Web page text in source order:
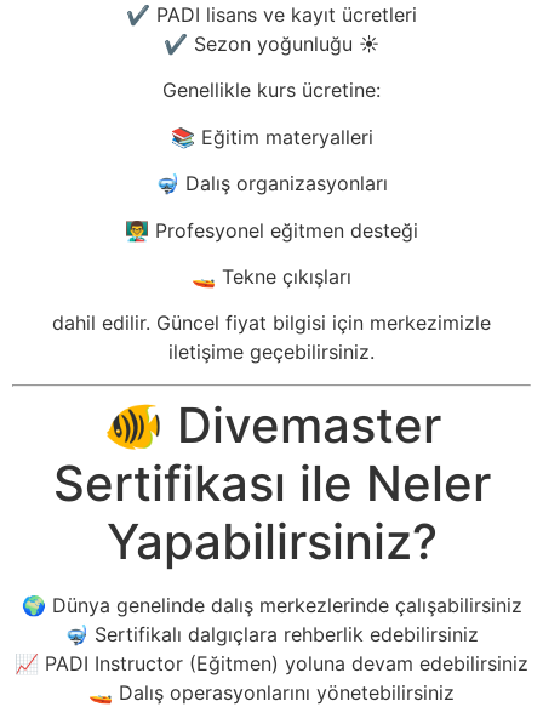
✔️ PADI lisans ve kayıt ücretleri
✔️ Sezon yoğunluğu ☀️
Genellikle kurs ücretine:
📚 Eğitim materyalleri
🤿 Dalış organizasyonları
👨‍🏫 Profesyonel eğitmen desteği
🚤 Tekne çıkışları
dahil edilir. Güncel fiyat bilgisi için merkezimizle
iletişime geçebilirsiniz.
🐠 Divemaster
Sertifikası ile Neler
Yapabilirsiniz?
🌍 Dünya genelinde dalış merkezlerinde çalışabilirsiniz
🤿 Sertifikalı dalgıçlara rehberlik edebilirsiniz
📈 PADI Instructor (Eğitmen) yoluna devam edebilirsiniz
🚤 Dalış operasyonlarını yönetebilirsiniz